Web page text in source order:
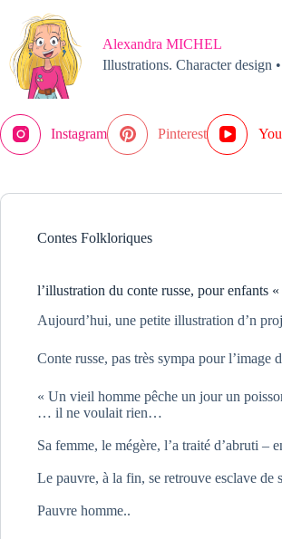
contenu
Alexandra MICHEL
Illustrations. Character design
Instagram Pinterest
Contes Folkloriques
l’illustration du conte russe, pour enfants
Aujourd’hui, une petite illustration d’n
Conte russe, pas très sympa pour
« Un vieil homme pêche un jour un
… il ne voulait rien…
Sa femme, le mégère, l’a traité d’abruti –
Le pauvre, à la fin, se retrouve esclave de
Pauvre homme..